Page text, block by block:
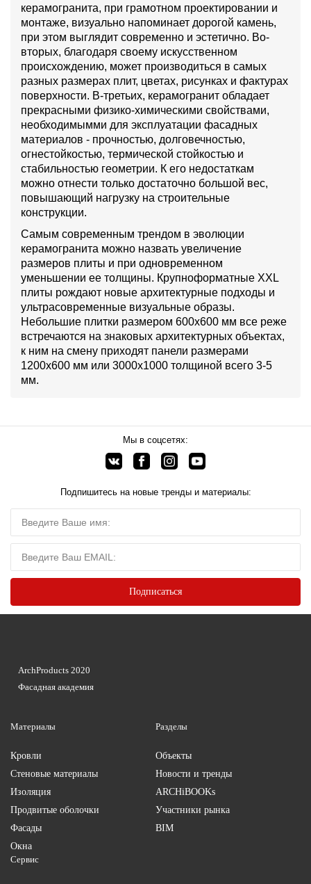
керамогранита, при грамотном проектировании и
монтаже, визуально напоминает дорогой камень,
при этом выглядит современно и эстетично. Во-
вторых, благодаря своему искусственном
происхождению, может производиться в самых
разных размерах плит, цветах, рисунках и фактурах
поверхности. В-третьих, керамогранит обладает
прекрасными физико-химическими свойствами,
необходимымми для эксплуатации фасадных
материалов - прочностью, долговечностью,
огнестойкостью, термической стойкостью и
стабильностью геометрии. К его недостаткам
можно отнести только достаточно большой вес,
повышающий нагрузку на строительные
конструкции.
Самым современным трендом в эволюции
керамогранита можно назвать увеличение
размеров плиты и при одновременном
уменьшении ее толщины. Крупноформатные XXL
плиты рождают новые архитектурные подходы и
ультрасовременные визуальные образы.
Небольшие плитки размером 600х600 мм все реже
встречаются на знаковых архитектурных объектах,
к ним на смену приходят панели размерами
1200х600 мм или 3000х1000 толщиной всего 3-5
мм.
Мы в соцсетях:
Подпишитесь на новые тренды и материалы:
Материалы
Кровли
Стеновые материалы
Изоляция
Продвитые оболочки
Фасады
Окна
Разделы
Объекты
Новости и тренды
ARCHiBOOKs
Участники рынка
BIM
Сервис
ArchProducts 2020
Фасадная академия